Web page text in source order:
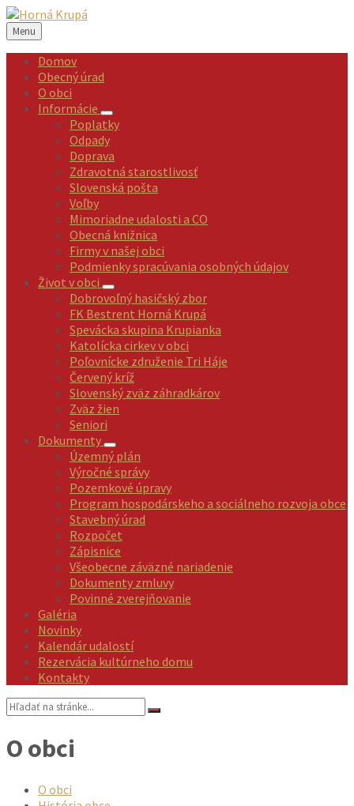
Preskočiť
na
obsah
Preskočiť
na
ľavý
panel
Preskočiť
na
pravý
panel
Preskočiť
na
pätičku
Menu
Domov
Obecný úrad
O obci
Informácie
Poplatky
Odpady
Doprava
Zdravotná starostlivosť
Slovenská pošta
Voľby
Mimoriadne udalosti a CO
Obecná knižnica
Firmy v našej obci
Podmienky spracúvania osobných údajov
Život v obci
Dobrovoľný hasičský zbor
FK Bestrent Horná Krupá
Spevácka skupina Krupianka
Katolícka cirkev v obci
Poľovnícke združenie Tri Háje
Červený kríž
Slovenský zväz záhradkárov
Zväz žien
Seniori
Dokumenty
Územný plán
Výročné správy
Pozemkové úpravy
Program hospodárskeho a sociálneho rozvoja obce
Stavebný úrad
Rozpočet
Zápisnice
Všeobecne záväzné nariadenie
Dokumenty zmluvy
Povinné zverejňovanie
Galéria
Novinky
Kalendár udalostí
Rezervácia kultúrneho domu
Kontakty
Vyhľadávanie:
O obci
O obci